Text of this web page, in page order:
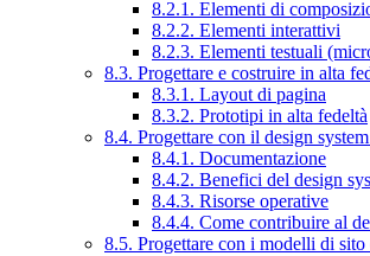
8.2.1. Elementi di
8.2.2. Elementi interattivi
8.2.3. Elementi testuali
8.3. Progettare e costruire in alta
8.3.1. Layout di pagina
8.3.2. Prototipi in alta fedeltà
8.4. Progettare con il design
8.4.1. Documentazione
8.4.2. Benefici del design
8.4.3. Risorse operative
8.4.4. Come contribuire al
8.5. Progettare con i modelli di sito